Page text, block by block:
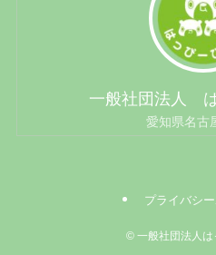
一般社団法人
愛知県名古
プライバシ
©一般社団法人は